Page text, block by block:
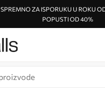
SPREMNO ZA ISPORUKU U ROKU
POPUSTI OD 40%